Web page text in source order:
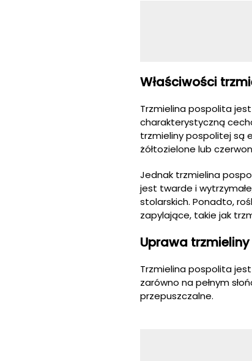
Właściwości
Trzmielina pospolita
charakterystyczną
trzmieliny pospolitej są
żółtozielone lub
Jednak trzmielina
jest twarde i
stolarskich. Ponadto,
zapylające, takie jak
Uprawa
Trzmielina pospolita
zarówno na pełnym
przepuszczalne.